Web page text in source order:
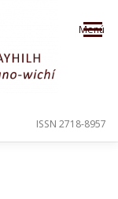
Menú
ISSN 2718-8957